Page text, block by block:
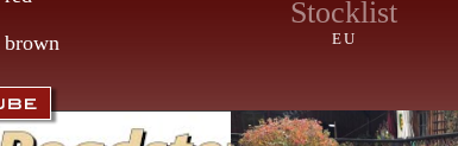
brown
Stocklist
EU